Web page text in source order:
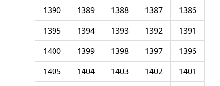
1386
1387
1388
1389
1390
1391
1392
1393
1394
1395
1396
1397
1398
1399
1400
1401
1402
1403
1404
1405